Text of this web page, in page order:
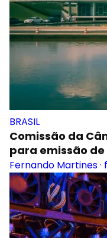
BRASIL
Comissão da
para emissão
Fernando Martines·